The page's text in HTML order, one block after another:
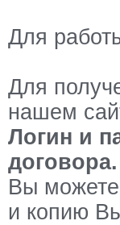
Для
Для
нашем
Логин и
договора.
Вы можете
и копию